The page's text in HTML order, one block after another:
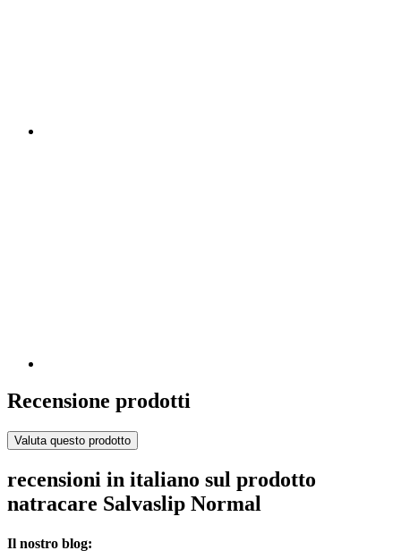
Recensione prodotti
Valuta questo prodotto
recensioni in italiano sul prodotto
natracare Salvaslip Normal
Il nostro blog: